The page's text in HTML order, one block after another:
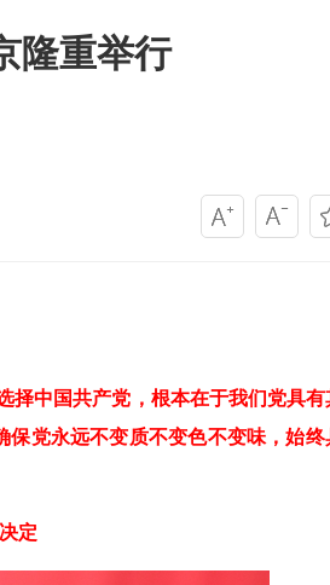
隆重举行
择中国共产党，根本在于我们党具
党永远不变质不变色不变味，始
定